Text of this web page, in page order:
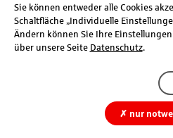
Sie können entweder alle Cookies
Schaltfläche „Individuelle
Ändern können Sie Ihre
über unsere Seite Datenschutz.
✗ nur